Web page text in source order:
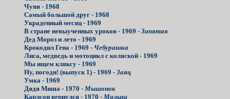
Чуня - 1968
Самый большой друг - 1968
Украденный месяц - 1969
В стране невыученных уроков - 1969 -Запятая
Дед Мороз и лето - 1969
Крокодил Гена - 1969 - Чебурашка
Лиса, медведь и мотоцикл с коляской - 1969
Мы ищем кляксу - 1969
Ну, погоди! (выпуск 1) - 1969 -Заяц
Умка - 1969
Дядя Миша - 1970 - Мышонок
Карлсон вернулся - 1970 - Малыш